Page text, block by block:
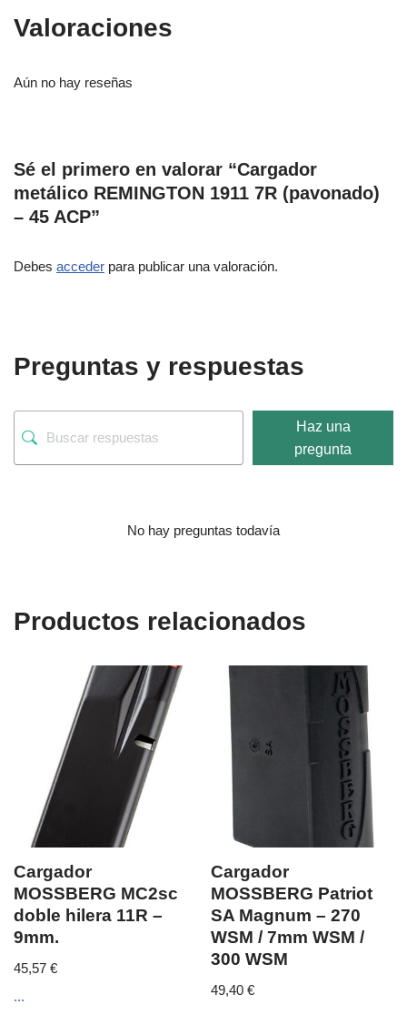
Valoraciones
Aún no hay reseñas
Sé el primero en valorar “Cargador
metálico REMINGTON 1911 7R (pavonado)
– 45 ACP”
Debes acceder para publicar una valoración.
Preguntas y respuestas
Haz una
pregunta
No hay preguntas todavía
Productos relacionados
Cargador
MOSSBERG MC2sc
doble hilera 11R –
9mm.
45,57 €
...
Cargador
MOSSBERG Patriot
SA Magnum – 270
WSM / 7mm WSM /
300 WSM
49,40€